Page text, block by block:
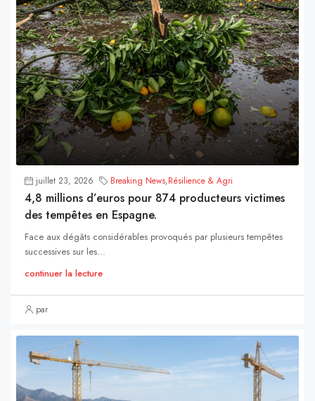
juillet 23, 2026 Breaking News,Résilience & Agri
4,8 millions d’euros pour 874 producteurs victimes
des tempêtes en Espagne.
Face aux dégâts considérables provoqués par plusieurs tempêtes
successives sur les...
continuer la lecture
par